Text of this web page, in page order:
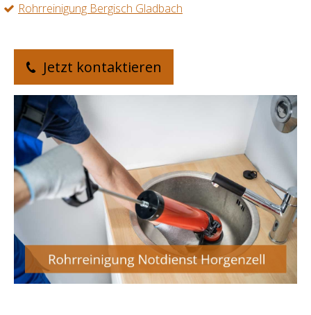
Rohrreinigung Bergisch Gladbach
Jetzt kontaktieren